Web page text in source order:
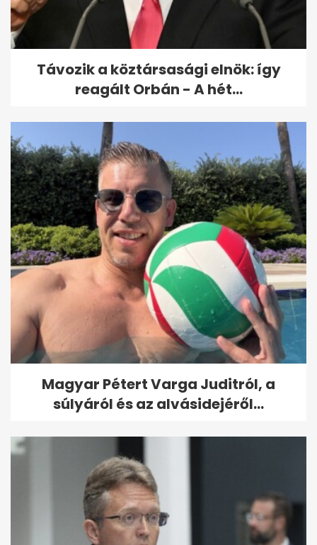
át a nehéz napokon is
Távozik a köztársasági elnök: így
reagált Orbán - A hét...
Magyar Pétert Varga Juditról, a
súlyáról és az alvásidejéről...